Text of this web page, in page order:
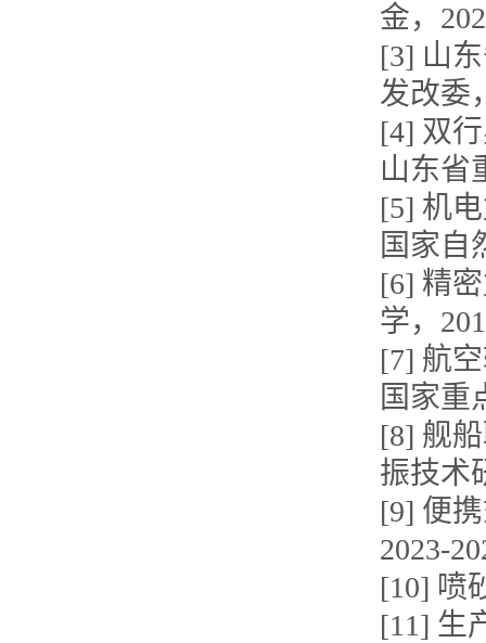
金，
[3] 山
发改委
[4] 双
山东省
[5] 机
国家自
[6] 精
学，
[7] 航
国家重
[8] 舰
振技术
[9] 便
2023-
[10] 喷
[11] 生